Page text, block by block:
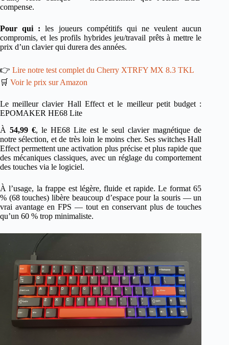
compense.
Pour qui : les joueurs compétitifs qui ne veulent aucun
compromis, et les profils hybrides jeu/travail prêts à mettre le
prix d’un clavier qui durera des années.
👉 Lire notre test complet du Cherry XTRFY MX 8.3 TKL
🛒 Voir le prix sur Amazon
Le meilleur clavier Hall Effect et le meilleur petit budget :
EPOMAKER HE68 Lite
À54,99 €, le HE68 Lite est le seul clavier magnétique de
notre sélection, et de très loin le moins cher. Ses switches Hall
Effect permettent une activation plus précise et plus rapide que
des mécaniques classiques, avec un réglage du comportement
des touches via le logiciel.
À l’usage, la frappe est légère, fluide et rapide. Le format 65
% (68 touches) libère beaucoup d’espace pour la souris — un
vrai avantage en FPS — tout en conservant plus de touches
qu’un 60 % trop minimaliste.